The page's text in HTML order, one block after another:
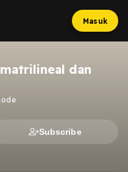
Masuk
dan
Subscribe